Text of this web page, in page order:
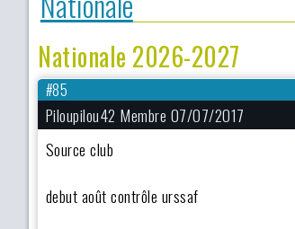
Nationale 2026-2027
#85
Piloupilou42 Membre 07/07/2017
Source club
debut août contrôle urssaf